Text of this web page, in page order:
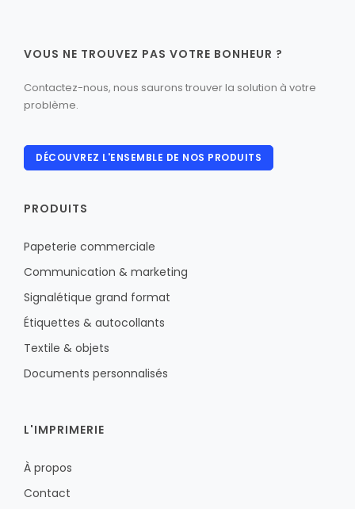
VOUS NE TROUVEZ PAS VOTRE BONHEUR ?
Contactez-nous, nous saurons trouver la solution à votre
problème.
DÉCOUVREZ L'ENSEMBLE DE NOS PRODUITS
PRODUITS
Papeterie commerciale
Communication & marketing
Signalétique grand format
Étiquettes & autocollants
Textile & objets
Documents personnalisés
L'IMPRIMERIE
À propos
Contact